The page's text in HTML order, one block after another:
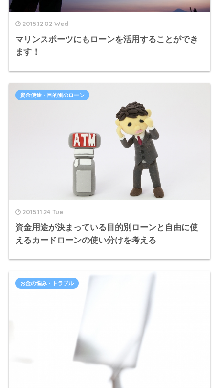
2015.12.02 Wed
マリンスポーツにもローンを活用することができ
ます！
2015.11.24 Tue
資金用途が決まっている目的別ローンと自由に使
えるカードローンの使い分けを考える
資金使途・目的別のローン
お金の悩み・トラブル